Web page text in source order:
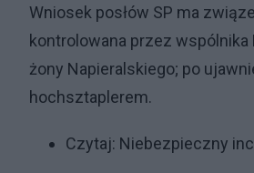
Wniosek posłów SP ma
kontrolowana przez wspólnika
żony Napieralskiego; po
hochsztaplerem.
Czytaj: Niebezpieczny